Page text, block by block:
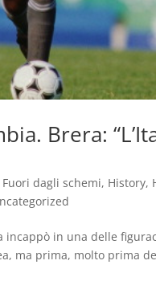
Brera:
Fuori dagli schemi, History,
incappò in una delle
ma prima, molto prima